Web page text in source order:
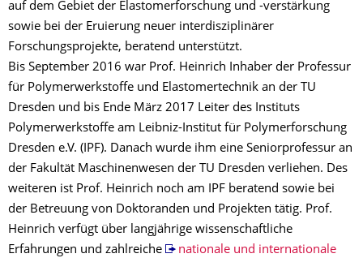
auf dem Gebiet der Elastomerforschung und -verstärkung
sowie bei der Eruierung neuer interdisziplinärer
Forschungsprojekte, beratend unterstützt.
Bis September 2016 war Prof. Heinrich Inhaber der Professur
für Polymerwerkstoffe und Elastomertechnik an der TU
Dresden und bis Ende März 2017 Leiter des Instituts
Polymerwerkstoffe am Leibniz-Institut für Polymerforschung
Dresden e.V. (IPF). Danach wurde ihm eine Seniorprofessur an
der Fakultät Maschinenwesen der TU Dresden verliehen. Des
weiteren ist Prof. Heinrich noch am IPF beratend sowie bei
der Betreuung von Doktoranden und Projekten tätig. Prof.
Heinrich verfügt über langjährige wissenschaftliche
Erfahrungen und zahlreiche
nationale und internationale